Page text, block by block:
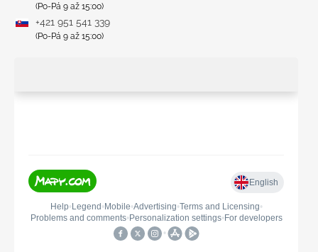
(Po-Pá 9 až 15:00)
+421 951 541 339
(Po-Pá 9 až 15:00)